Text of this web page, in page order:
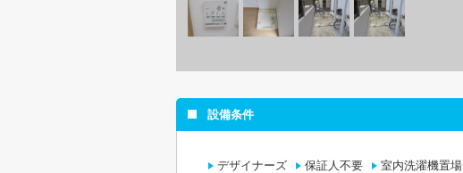
設備条件
デザイナーズ 保証人不要 室内洗濯機置場